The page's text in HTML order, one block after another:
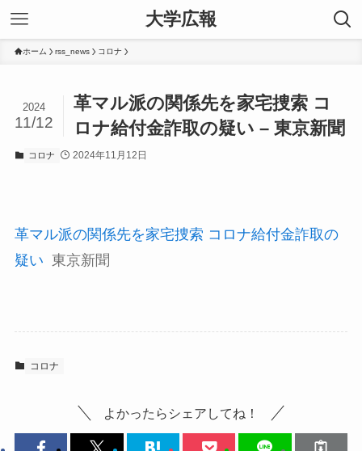
大学広報
ホーム rss_news コロナ
革マル派の関係先を家宅捜索 コ
ロナ給付金詐取の疑い – 東京新聞
2024
11/12
コロナ 2024年11月12日
革マル派の関係先を家宅捜索 コロナ給付金詐取の
疑い 東京新聞
コロナ
よかったらシェアしてね！